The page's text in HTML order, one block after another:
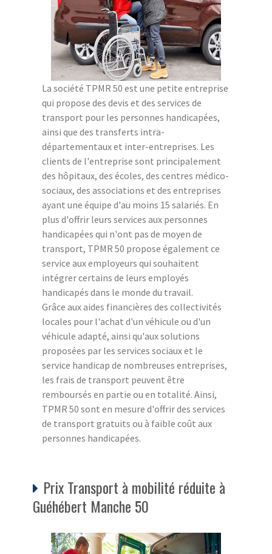
La société TPMR 50 est une petite entreprise
qui propose des devis et des services de
transport pour les personnes handicapées,
ainsi que des transferts intra-
départementaux et inter-entreprises. Les
clients de l'entreprise sont principalement
des hôpitaux, des écoles, des centres médico-
sociaux, des associations et des entreprises
ayant une équipe d'au moins 15 salariés. En
plus d'offrir leurs services aux personnes
handicapées qui n'ont pas de moyen de
transport, TPMR 50 propose également ce
service aux employeurs qui souhaitent
intégrer certains de leurs employés
handicapés dans le monde du travail.
Grâce aux aides financières des collectivités
locales pour l'achat d'un véhicule ou d'un
véhicule adapté, ainsi qu'aux solutions
proposées par les services sociaux et le
service handicap de nombreuses entreprises,
les frais de transport peuvent être
remboursés en partie ou en totalité. Ainsi,
TPMR 50 sont en mesure d'offrir des services
de transport gratuits ou à faible coût aux
personnes handicapées.
Prix Transport à mobilité réduite à
Guéhébert Manche 50